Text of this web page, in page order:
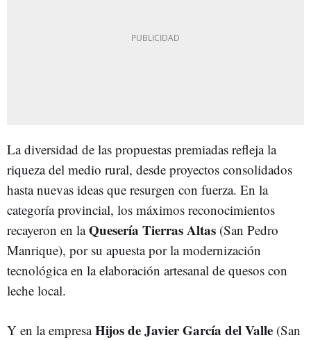
La diversidad de las propuestas premiadas refleja la
riqueza del medio rural, desde proyectos consolidados
hasta nuevas ideas que resurgen con fuerza. En la
categoría provincial, los máximos reconocimientos
recayeron en laQuesería Tierras Altas (San Pedro
Manrique), por su apuesta por la modernización
tecnológica en la elaboración artesanal de quesos con
leche local.
Y en la empresaHijos de Javier García del Valle (San